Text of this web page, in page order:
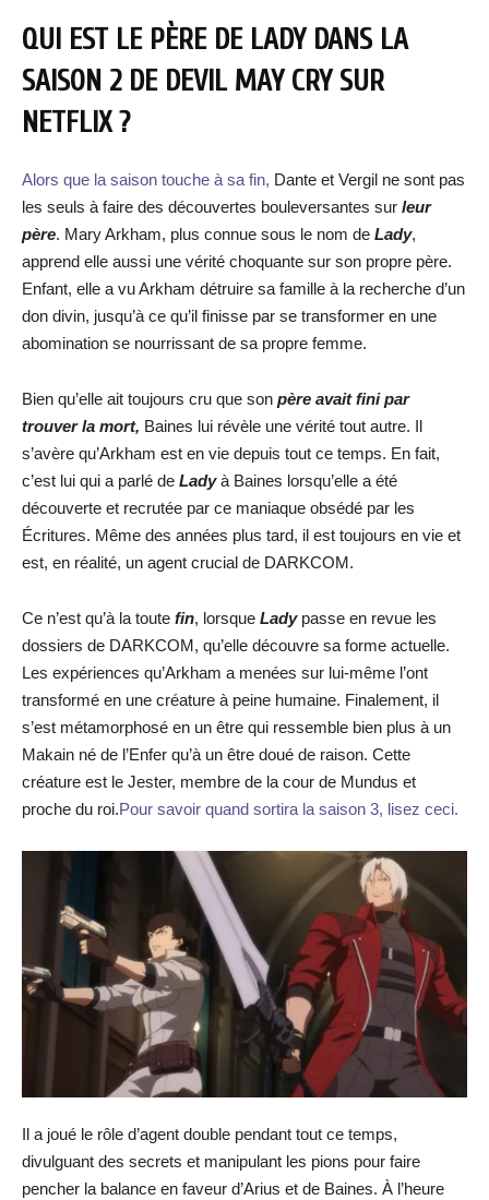
QUI EST LE PÈRE DE LADY DANS LA
SAISON 2 DE DEVIL MAY CRY SUR
NETFLIX ?
Alors que la saison touche à sa fin, Dante et Vergil ne sont pas
les seuls à faire des découvertes bouleversantes sur leur
père. Mary Arkham, plus connue sous le nom de Lady,
apprend elle aussi une vérité choquante sur son propre père.
Enfant, elle a vu Arkham détruire sa famille à la recherche d’un
don divin, jusqu’à ce qu’il finisse par se transformer en une
abomination se nourrissant de sa propre femme.
Bien qu’elle ait toujours cru que son père avait fini par
trouver la mort, Baines lui révèle une vérité tout autre. Il
s’avère qu’Arkham est en vie depuis tout ce temps. En fait,
c’est lui qui a parlé de Ladyà Baines lorsqu’elle a été
découverte et recrutée par ce maniaque obsédé par les
Écritures. Même des années plus tard, il est toujours en vie et
est, en réalité, un agent crucial de DARKCOM.
Ce n’est qu’à la toute fin, lorsque Lady passe en revue les
dossiers de DARKCOM, qu’elle découvre sa forme actuelle.
Les expériences qu’Arkham a menées sur lui-même l’ont
transformé en une créature à peine humaine. Finalement, il
s’est métamorphosé en un être qui ressemble bien plus à un
Makain né de l’Enfer qu’à un être doué de raison. Cette
créature est le Jester, membre de la cour de Mundus et
proche du roi.Pour savoir quand sortira la saison 3, lisez ceci.
Il a joué le rôle d’agent double pendant tout ce temps,
divulguant des secrets et manipulant les pions pour faire
pencher la balance en faveur d’Arius et de Baines. À l’heure